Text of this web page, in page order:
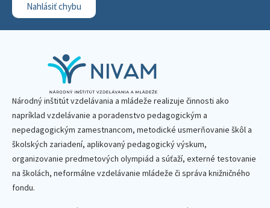
Nahlásiť chybu
Národný inštitút vzdelávania a mládeže realizuje činnosti ako
napríklad vzdelávanie a poradenstvo pedagogickým a
nepedagogickým zamestnancom, metodické usmerňovanie škôl a
školských zariadení, aplikovaný pedagogický výskum,
organizovanie predmetových olympiád a súťaží, externé testovanie
na školách, neformálne vzdelávanie mládeže či správa knižničného
fondu.